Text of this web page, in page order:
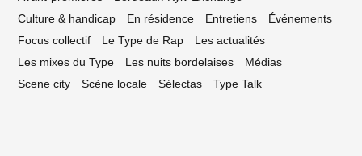
Culture & handicap
En résidence Entretiens
Événements
Focus collectif
Le Type de Rap
Les actualités
Les mixes du Type
Les nuits bordelaises
Médias
Scene city
Scène locale Sélectas Type Talk